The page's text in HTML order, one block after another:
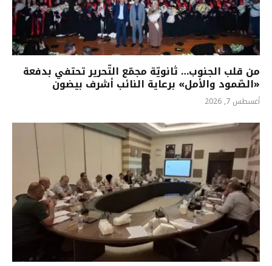
من قلب الجنوب… ثانويّة مجمّع التّحرير تحتفي بدفعة
«الصّمود والأمل» برعاية النائب أشرف بيضون
أغسطس 7, 2026